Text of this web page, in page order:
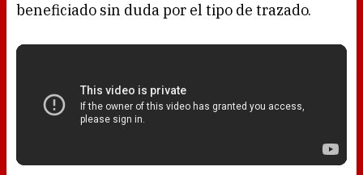
beneficiado sin duda por el tipo de trazado.